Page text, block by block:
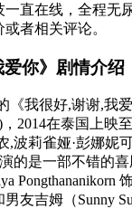
直在线，全程无
者相关评论。
爱你》剧情介绍
《我很好,谢谢,我
，2014在泰国上映
,波莉雀娅·彭娜妮
的是一部不错的
Pongthananikorn
友吉姆（Sunny